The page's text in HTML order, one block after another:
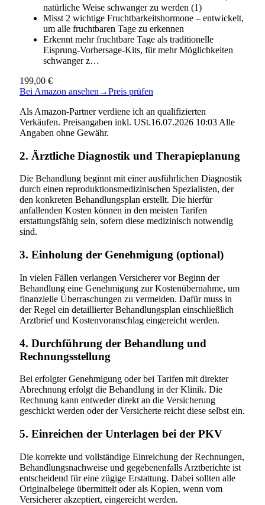
natürliche Weise schwanger zu werden (1)
Misst 2 wichtige Fruchtbarkeitshormone – entwickelt,
um alle fruchtbaren Tage zu erkennen
Erkennt mehr fruchtbare Tage als traditionelle
Eisprung-Vorhersage-Kits, für mehr Möglichkeiten
schwanger z…
199,00 €
Bei Amazon ansehen →Preis prüfen
Als Amazon-Partner verdiene ich an qualifizierten
Verkäufen. Preisangaben inkl. USt.16.07.2026 10:03 Alle
Angaben ohne Gewähr.
2. Ärztliche Diagnostik und Therapieplanung
Die Behandlung beginnt mit einer ausführlichen Diagnostik
durch einen reproduktionsmedizinischen Spezialisten, der
den konkreten Behandlungsplan erstellt. Die hierfür
anfallenden Kosten können in den meisten Tarifen
erstattungsfähig sein, sofern diese medizinisch notwendig
sind.
3. Einholung der Genehmigung (optional)
In vielen Fällen verlangen Versicherer vor Beginn der
Behandlung eine Genehmigung zur Kostenübernahme, um
finanzielle Überraschungen zu vermeiden. Dafür muss in
der Regel ein detaillierter Behandlungsplan einschließlich
Arztbrief und Kostenvoranschlag eingereicht werden.
4. Durchführung der Behandlung und
Rechnungsstellung
Bei erfolgter Genehmigung oder bei Tarifen mit direkter
Abrechnung erfolgt die Behandlung in der Klinik. Die
Rechnung kann entweder direkt an die Versicherung
geschickt werden oder der Versicherte reicht diese selbst ein.
5. Einreichen der Unterlagen bei der PKV
Die korrekte und vollständige Einreichung der Rechnungen,
Behandlungsnachweise und gegebenenfalls Arztberichte ist
entscheidend für eine zügige Erstattung. Dabei sollten alle
Originalbelege übermittelt oder als Kopien, wenn vom
Versicherer akzeptiert, eingereicht werden.